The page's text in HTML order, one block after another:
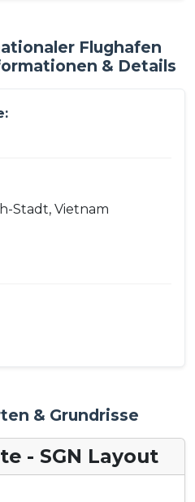
Flughafen
& Details
Stadt, Vietnam
& Grundrisse
- SGN Layout